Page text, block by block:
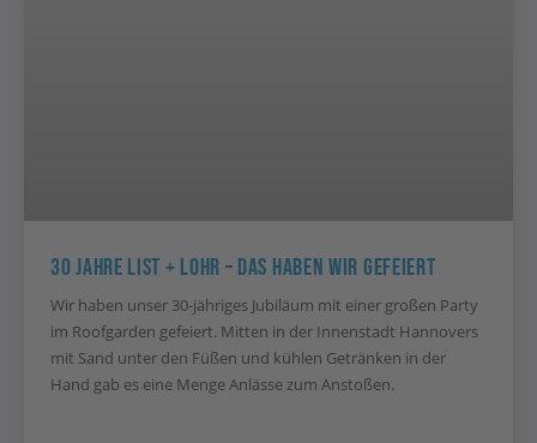
30 Jahre List + Lohr – Das Haben Wir Gefeiert
Wir haben unser 30-jähriges Jubiläum mit einer großen Party
im Roofgarden gefeiert. Mitten in der Innenstadt Hannovers
mit Sand unter den Füßen und kühlen Getränken in der
Hand gab es eine Menge Anlässe zum Anstoßen.